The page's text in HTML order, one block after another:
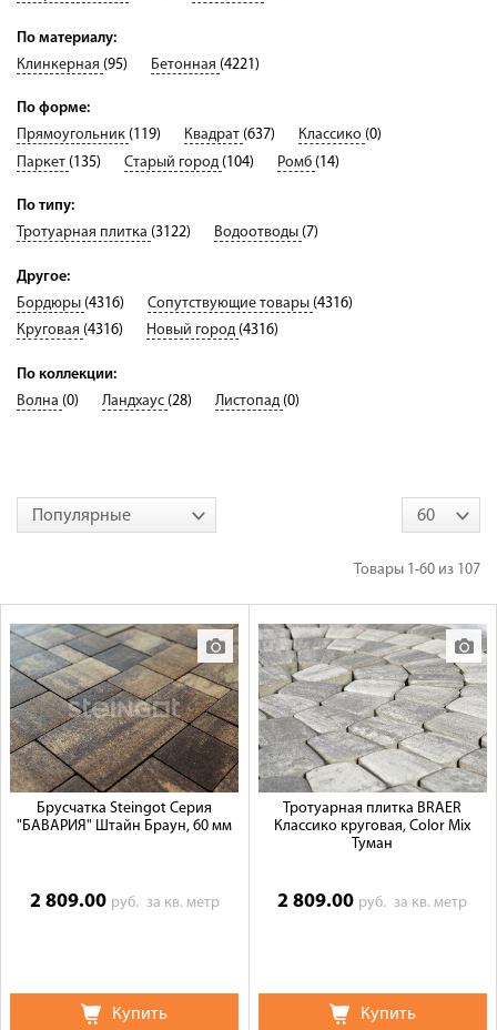
Оплата
Доставка
Галерея объектов
Контакты
По материалу:
Клинкерная (95) Бетонная (4221)
По форме:
Прямоугольник (119) Квадрат (637) Классико (0)
Паркет (135) Старый город (104) Ромб (14)
По типу:
Тротуарная плитка (3122) Водоотводы (7)
Другое:
Бордюры (4316) Сопутствующие товары (4316)
Круговая (4316) Новый город (4316)
По коллекции:
Волна (0) Ландхаус (28) Листопад (0)
Популярные 60
Товары 1-60 из 107
Брусчатка Steingot Серия
"БАВАРИЯ" Штайн Браун, 60 мм
2 809.00 руб. за кв. метр
Купить
Тротуарная плитка BRAER
Классико круговая, Color Mix
Туман
2 809.00 руб.за кв. метр
Купить